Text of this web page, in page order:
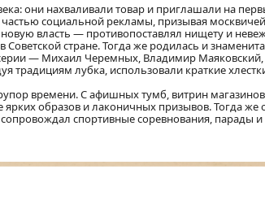
они нахваливали товар и приглашали на
социальной рекламы, призывая
власть — противопоставлял нищету и
стране. Тогда же родилась и
— Михаил Черемных, Владимир
лубка, использовали краткие
времени. С афишных тумб, витрин
образов и лаконичных призывов. Тогда же
спортивные соревнования, парады